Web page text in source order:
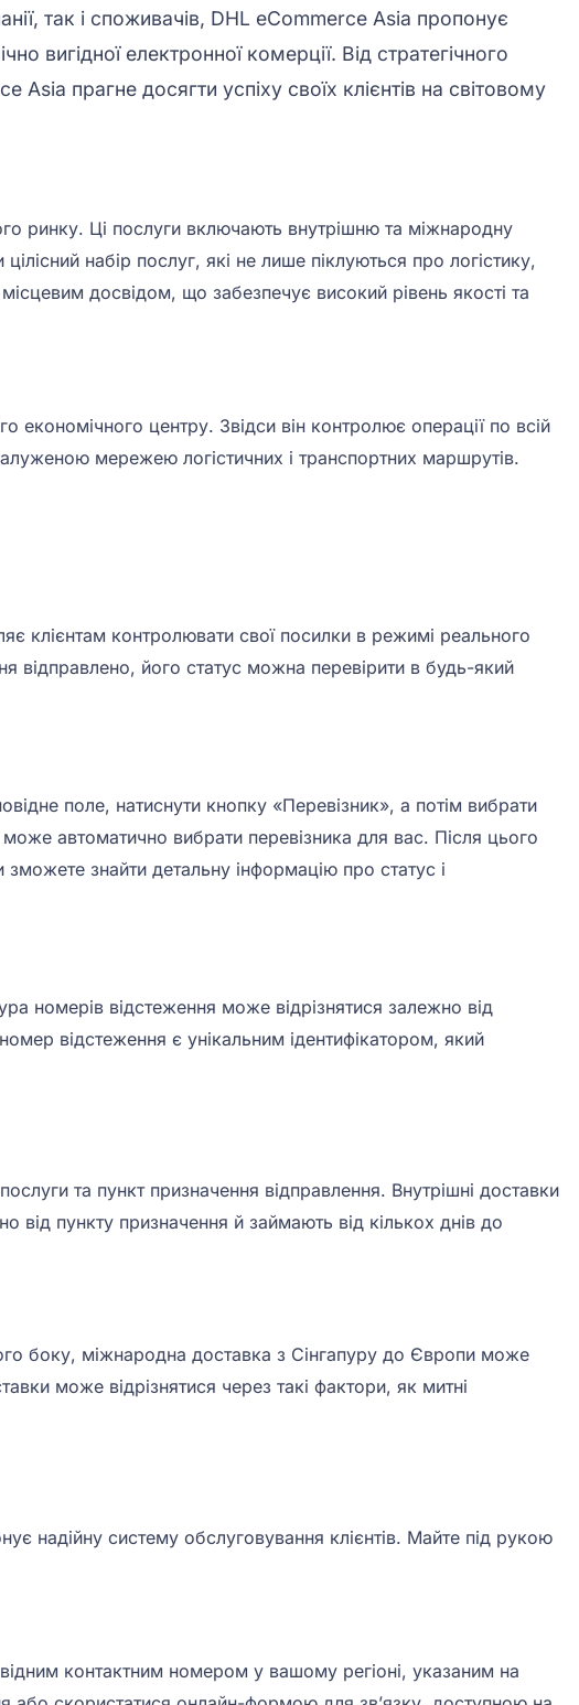
так і споживачів, DHL eCommerce Asia пропонує
вигідної електронної комерції. Від стратегічного
прагне досягти успіху своїх клієнтів на світовому
ринку. Ці послуги включають внутрішню та міжнародну
набір послуг, які не лише піклуються про логістику,
досвідом, що забезпечує високий рівень якості та
економічного центру. Звідси він контролює операції по всій
мережею логістичних і транспортних маршрутів.
клієнтам контролювати свої посилки в режимі реального
відправлено, його статус можна перевірити в будь-який
поле, натиснути кнопку «Перевізник», а потім вибрати
автоматично вибрати перевізника для вас. Після цього
зможете знайти детальну інформацію про статус і
номерів відстеження може відрізнятися залежно від
відстеження є унікальним ідентифікатором, який
та пункт призначення відправлення. Внутрішні доставки
від пункту призначення й займають від кількох днів до
боку, міжнародна доставка з Сінгапуру до Європи може
може відрізнятися через такі фактори, як митні
надійну систему обслуговування клієнтів. Майте під рукою
контактним номером у вашому регіоні, указаним на